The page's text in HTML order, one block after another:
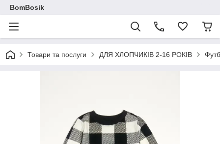
BomBosik
Товари та послуги ДЛЯ ХЛОПЧИКІВ 2-16 РОКІВ